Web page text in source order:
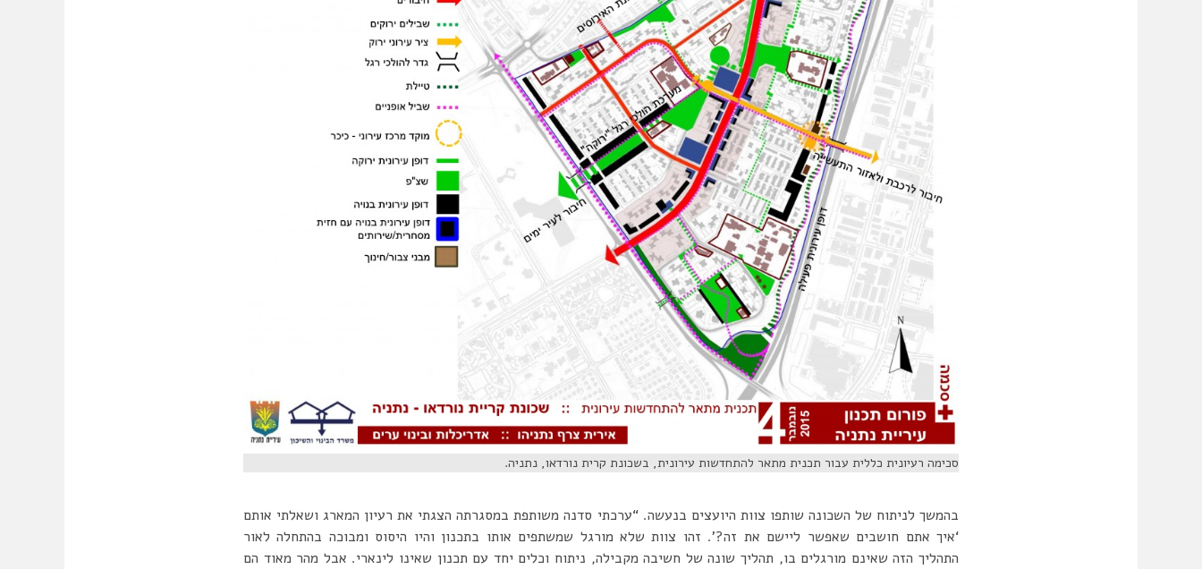
סכימה רעיונית כללית עבור תכנית מתאר להתחדשות עירונית, בשכונת קרית נורדאו, נתניה.
בהמשך לניתוח של השכונה שותפו צוות היועצים בנעשה. “ערכתי סדנה משותפת במסגרתה הצגתי את רעיון המארג ושאלתי אותם
‘איך אתם חושבים שאפשר ליישם את זה?’. זהו צוות שלא מורגל שמשתפים אותו בתכנון והיו היסוס ומבוכה בהתחלה לאור
התהליך הזה שאינם מורגלים בו, תהליך שונה של חשיבה מקבילה, ניתוח וכלים יחד עם תכנון שאינו לינארי. אבל מהר מאוד הם